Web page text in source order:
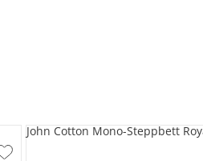
John Cotton Mono-Steppbett